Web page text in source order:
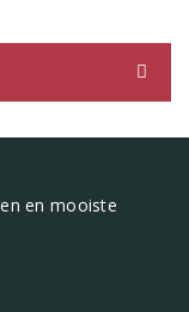
en mooiste